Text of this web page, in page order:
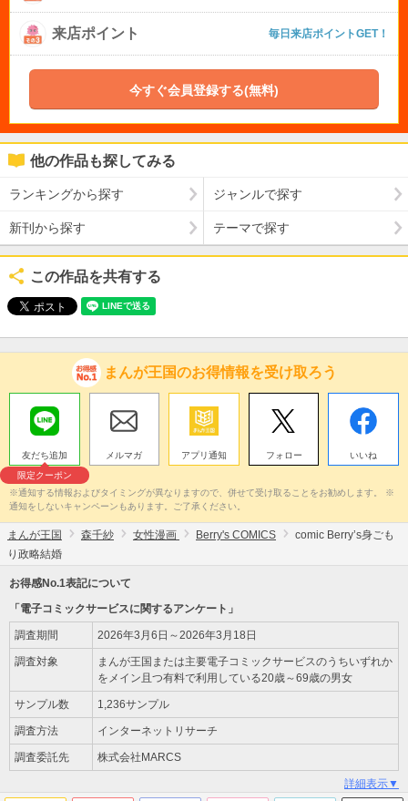
来店ポイント 毎日来店ポイントGET！
今すぐ会員登録する(無料)
他の作品も探してみる
ランキングから探す ジャンルで探す
新刊から探す テーマで探す
この作品を共有する
まんが王国のお得情報を受け取ろう
友だち追加
限定クーポン
メルマガ アプリ通知 フォロー いいね
※通知する情報およびタイミングが異なりますので、併せて受け取ることをお勧めします。 ※
通知をしないキャンペーンもあります。ご了承ください。
まんが王国 森千紗 女性漫画 Berry's COMICS
comic Berry’s身ごも
り政略結婚
お得感No.1表記について
「電子コミックサービスに関するアンケート」
調査期間 2026年3月6日～2026年3月18日
調査対象
まんが王国または主要電子コミックサービスのうちいずれか
をメイン且つ有料で利用している20歳～69歳の男女
サンプル数 1,236サンプル
調査方法 インターネットリサーチ
調査委託先 株式会社MARCS
詳細表示▼